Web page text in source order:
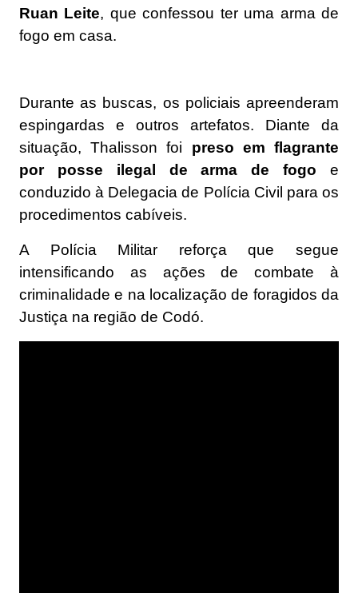
Ruan Leite, que confessou ter uma arma de
fogo em casa.
Durante as buscas, os policiais apreenderam
espingardas e outros artefatos. Diante da
situação, Thalisson foi preso em flagrante
por posse ilegal de arma de fogo e
conduzido à Delegacia de Polícia Civil para os
procedimentos cabíveis.
A Polícia Militar reforça que segue
intensificando as ações de combate à
criminalidade e na localização de foragidos da
Justiça na região de Codó.